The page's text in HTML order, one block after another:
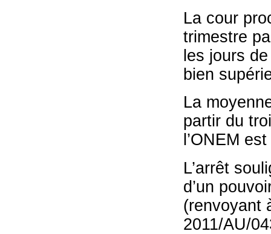
La cour
trimestre
les jours
bien
La
partir du
l’ONEM
L’arrêt
d’un
(renvoyant
2011/AU/